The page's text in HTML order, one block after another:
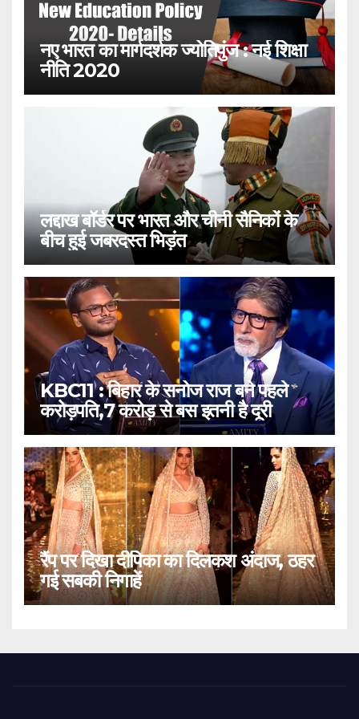
नए भारत का मार्गदर्शक ज्योतिपुंज : नई शिक्षा
नीति 2020
लद्दाख बॉर्डर पर भारत और चीनी सैनिकों के
बीच हुई जबरदस्त भिड़ंत
KBC11 : बिहार के सनोज राज बने पहले
करोड़पति,7 करोड़ से बस इतनी है दूरी
रैंप पर दिखा दीपिका का दिलकश अंदाज, ठहर
गई सबकी निगाहें